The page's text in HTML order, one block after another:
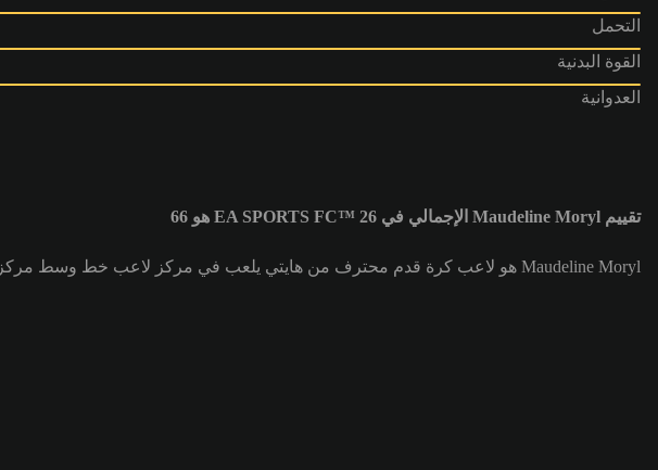
التحمل
القوة البدنية
العدوانية
تقييم Maudeline Moryl الإجمالي في EA SPORTS FC™ 26 هو 66
Maudeline Moryl هو لاعب كرة قدم محترف من هايتي يلعب في مركز لاعب خط وسط مركزي دفاعي (CDM) لصالح فريق Marseille. تقييم Maudeline Moryl الإجمالي هو 66.